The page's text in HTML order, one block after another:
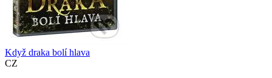
Když draka bolí hlava
CZ